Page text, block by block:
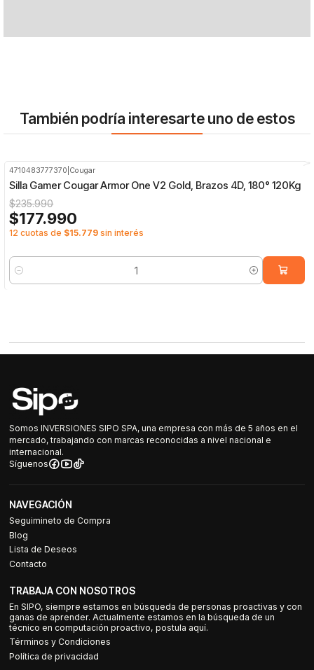
También podría interesarte uno de estos
4710483777370 Cougar
Silla Gamer Cougar Armor One V2 Gold, Brazos 4D, 180° 120Kg
$235.990
$177.990
12 cuotas de $15.779 sin interés
Cantidad
Somos INVERSIONES SIPO SPA, una empresa con más de 5 años en el
mercado, trabajando con marcas reconocidas a nivel nacional e
internacional.
Síguenos
NAVEGACIÓN
Seguimineto de Compra
Blog
Lista de Deseos
Contacto
TRABAJA CON NOSOTROS
En SIPO, siempre estamos en búsqueda de personas proactivas y con
ganas de aprender. Actualmente estamos en la búsqueda de un
técnico en computación proactivo, postula aquí.
Términos y Condiciones
Política de privacidad